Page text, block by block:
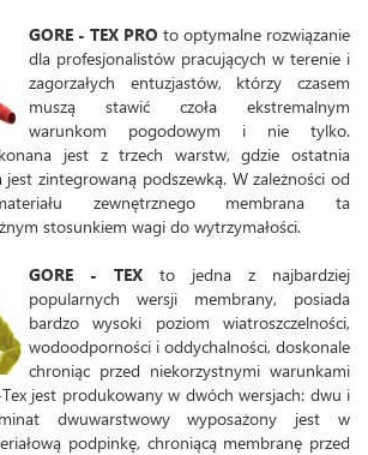
GORE - TEX PRO to optymalne rozwiązanie
dla profesjonalistów pracujących w terenie i
zagorzałych entuzjastów, którzy czasem
muszą stawić czoła ekstremalnym
warunkom pogodowym i nie tylko.
jest z trzech warstw, gdzie ostatnia
zintegrowaną podszewką. W zależności od
zewnętrznego membrana ta
stosunkiem wagi do wytrzymałości.
GORE - TEX to jedna z najbardziej
popularnych wersji membrany, posiada
bardzo wysoki poziom wiatroszczelności,
wodoodporności i oddychalności, doskonale
chroniąc przed niekorzystnymi warunkami
jest produkowany w dwóch wersjach: dwu i
dwuwarstwowy wyposażony jest w
podpinkę, chroniącą membranę przed